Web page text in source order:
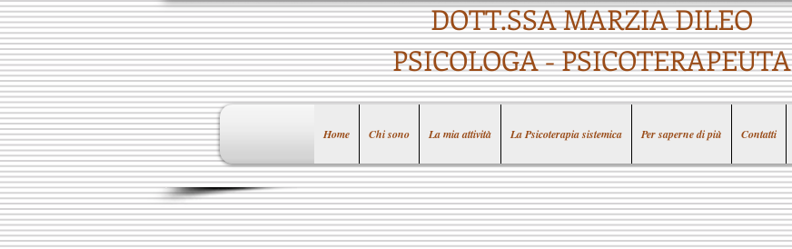
DOTT.SSA MARZIA DILEO
PSICOLOGA - PSICOTERAPEUTA
Home Chi sono La mia attività La Psicoterapia sistemica Per saperne di più Contatti